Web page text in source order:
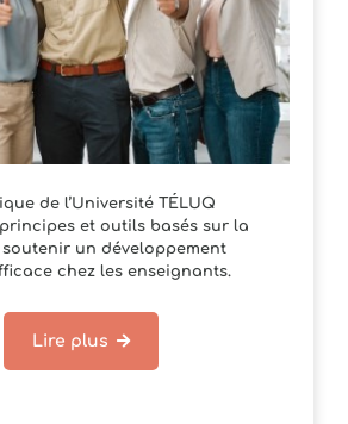
de l’Université TÉLUQ
et outils basés sur la
un développement
chez les enseignants.
Lire plus